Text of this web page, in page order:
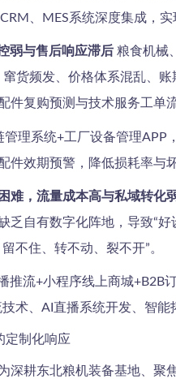
、MES系统深度集成，
弱与售后响应滞后 粮食机械
货频发、价格体系混乱、
件复购预测与技术服务工单
理系统+工厂设备管理
件效期预警，降低损耗率与
难，流量成本高与私域转化
乏自有数字化阵地，导致“
不住、转不动、裂不开”。
推流+小程序线上商城+B2B
术、AI直播系统开发、智
定制化响应
深耕东北粮机装备基地、